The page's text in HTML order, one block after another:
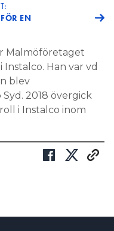
EN
Malmöföretaget
Instalco. Han var vd
blev
2018 övergick
i Instalco inom